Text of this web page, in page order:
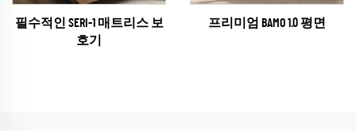
필수적인 SERI-1 매트리스 보
호기
프리미엄 BAMO 1.0 평면